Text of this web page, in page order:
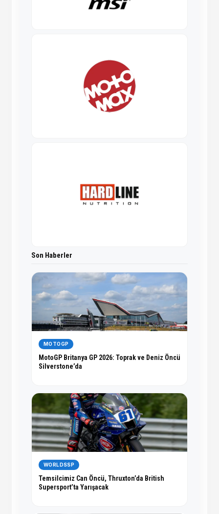
Son Haberler
MOTOGP
MotoGP Britanya GP 2026: Toprak ve Deniz Öncü
Silverstone’da
WORLDSSP
Temsilcimiz Can Öncü, Thruxton’da British
Supersport’ta Yarışacak